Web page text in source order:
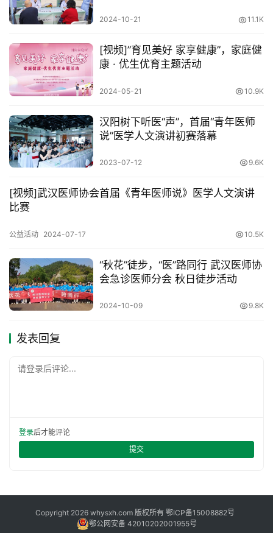
2024-10-21 11.1K
[视频]”育见美好 家享健康”，家庭健
康 · 优生优育主题活动
2024-05-21 10.9K
汉阳树下听医“声”，首届“青年医师
说”医学人文演讲初赛落幕
2023-07-12 9.6K
[视频]武汉医师协会首届《青年医师说》医学人文演讲
比赛
公益活动 2024-07-17 10.5K
“秋花”徒步，“医”路同行 武汉医师协
会急诊医师分会 秋日徒步活动
2024-10-09 9.8K
发表回复
请登录后评论...
登录后才能评论
提交
Copyright 2026 whysxh.com 版权所有 鄂ICP备15008882号
鄂公网安备 42010202001955号